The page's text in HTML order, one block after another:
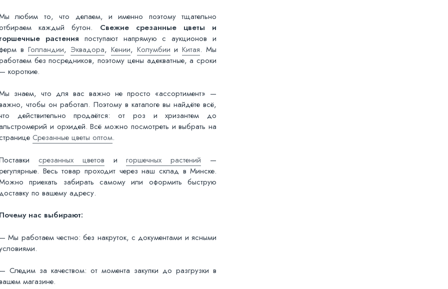
любим то, что делаем, и именно поэтому тщательно
каждый бутон. Свежие срезанные цветы и
горшечные растения поступают напрямую с аукционов и
в Голландии, Эквадора, Кении, Колумбии иКитая. Мы
без посредников, поэтому цены адекватные, а сроки
— короткие.
знаем, что для вас важно не просто «ассортимент» —
чтобы он работал. Поэтому в каталоге вы найдёте всё,
действительно продаётся: от роз и хризантем до
и орхидей. Всё можно посмотреть и выбрать на
Срезанные цветы оптом.
срезанных цветов игоршечных растений —
Весь товар проходит через наш склад в Минске.
приехать забирать самому или оформить быструю
по вашему адресу.
Почему нас выбирают:
— Мы работаем честно: без накруток, с документами и ясными
— Следим за качеством: от момента закупки до разгрузки в
магазине.